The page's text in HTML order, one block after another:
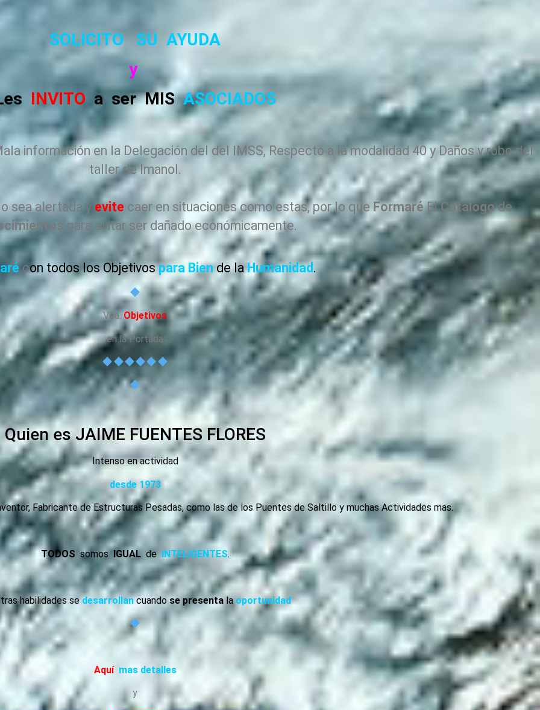
SOLICITO SU AYUDA
y
INVITO a ser MISASOCIADOS
información en la Delegación del del IMSS, Respecto a la modalidad 40 y Daños y robo del
taller de Imanol.
sea alertada y evite caer en situaciones como estas, por lo que FormaréElCatalogode
para evitar ser dañado económicamente.
con todos los Objetivospara Biende laHumanidad .
Vea. Objetivos
en la Portada
Quien es JAIME FUENTES FLORES
Intenso en actividad
desde 1973
Fabricante de Estructuras Pesadas, como las de los Puentes de Saltillo y muchas Actividades mas.
TODOS somos IGUAL deINTELIGENTES.
habilidades sedesarrollan cuando se presentalaoportunidad
Aquímas detalles
y